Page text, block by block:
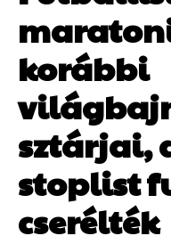
korábbi
sztárjai,
stoplist
cserélték